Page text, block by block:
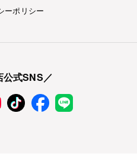
ーポリシー
公式SNS／